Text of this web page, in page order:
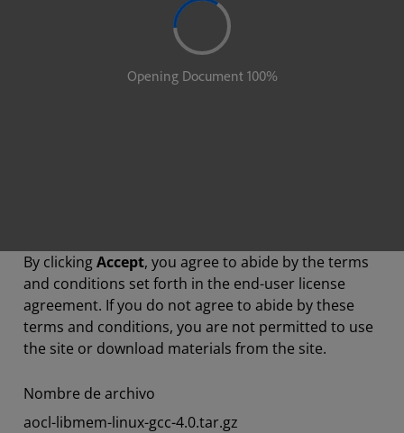
By clickingAccept, you agree to abide by the terms
and conditions set forth in the end-user license
agreement. If you do not agree to abide by these
terms and conditions, you are not permitted to use
the site or download materials from the site.
Nombre de archivo
aocl-libmem-linux-gcc-4.0.tar.gz